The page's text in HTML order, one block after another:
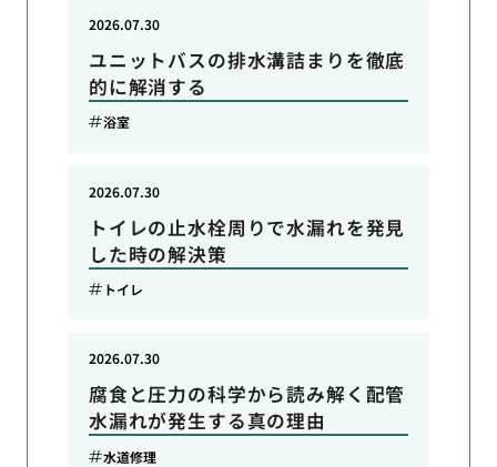
ユニットバスの排水溝詰まりを徹底
的に解消する
2026.07.30
浴室
トイレの止水栓周りで水漏れを発見
した時の解決策
2026.07.30
トイレ
腐食と圧力の科学から読み解く配管
水漏れが発生する真の理由
2026.07.30
水道修理